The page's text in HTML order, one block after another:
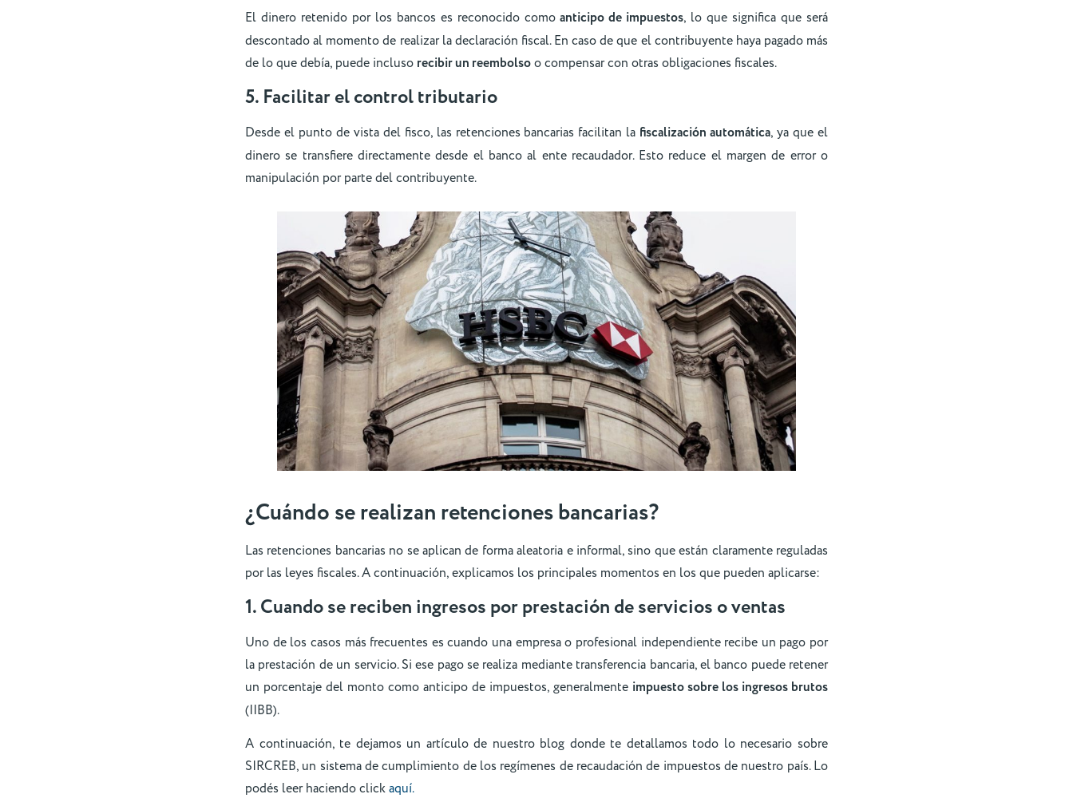
El dinero retenido por los bancos es reconocido comoanticipo de impuestos, lo que significa que será
descontado al momento de realizar la declaración fiscal. En caso de que el contribuyente haya pagado más
de lo que debía, puede incluso recibir un reembolsoo compensar con otras obligaciones fiscales.
5. Facilitar el control tributario
Desde el punto de vista del fisco, las retenciones bancarias facilitan la fiscalización automática, ya que el
dinero se transfiere directamente desde el banco al ente recaudador. Esto reduce el margen de error o
manipulación por parte del contribuyente.
¿Cuándo se realizan retenciones bancarias?
Las retenciones bancarias no se aplican de forma aleatoria e informal, sino que están claramente reguladas
por las leyes fiscales. A continuación, explicamos los principales momentos en los que pueden aplicarse:
1. Cuando se reciben ingresos por prestación de servicios o ventas
Uno de los casos más frecuentes es cuando una empresa o profesional independiente recibe un pago por
la prestación de un servicio. Si ese pago se realiza mediante transferencia bancaria, el banco puede retener
un porcentaje del monto como anticipo de impuestos, generalmente impuesto sobre los ingresos brutos
(IIBB).
A continuación, te dejamos un artículo de nuestro blog donde te detallamos todo lo necesario sobre
SIRCREB, un sistema de cumplimiento de los regímenes de recaudación de impuestos de nuestro país. Lo
podés leer haciendo clickaquí.